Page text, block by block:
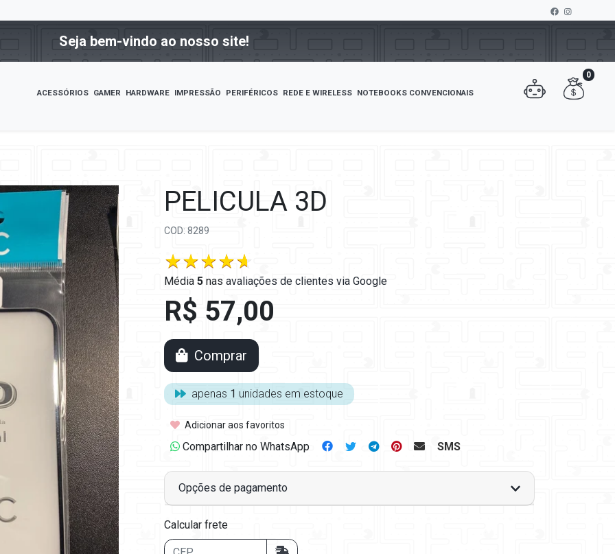
Seja bem-vindo ao nosso site!
0
ACESSÓRIOS
GAMER HARDWARE IMPRESSÃO PERIFÉRICOS REDE E WIRELESS NOTEBOOKS CONVENCIONAIS
PELICULA 3D
COD: 8289
Média 5 nas avaliações de clientes via Google
R$ 57,00
Comprar
apenas 1 unidades em estoque
Adicionar aos favoritos
Compartilhar no WhatsApp SMS
Opções de pagamento
Calcular frete